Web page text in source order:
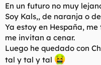
En un futuro no muy
Soy Kals,, de naranja o
Ya estoy en Hespaña,
me invitan a cenar.
Luego he quedado con
tal y tal y tal